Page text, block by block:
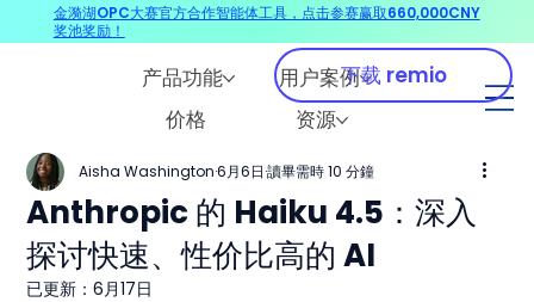
产品功能
用户案例
价格
资源
下载 remio
Anthropic 的 Haiku 4.5：深入
探讨快速、性价比高的 AI
Aisha Washington 6月6日 讀畢需時 10 分鐘
已更新：6月17日
金漪湖OPC大赛官方合作智能体工具，点击参赛赢取660,000CNY
奖池奖励！